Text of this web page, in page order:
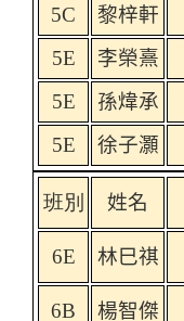
5C
黎梓軒
5E
李榮熹
5E
孫煒承
5E
徐子灝
班別 姓名
6E 林巳祺
6B 楊智傑